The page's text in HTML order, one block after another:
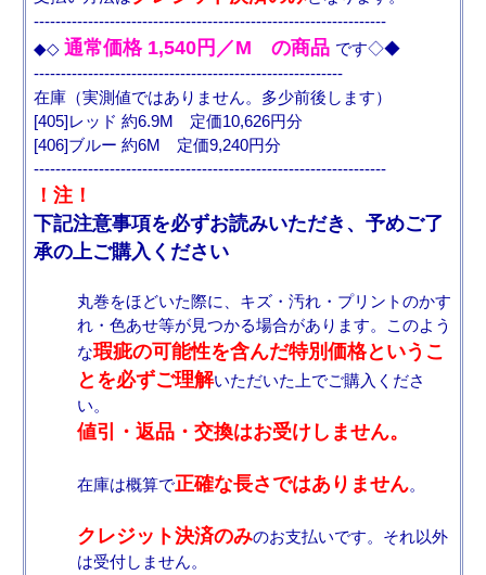
-----------------------------------------------------------------
◆◇ 通常価格 1,540円／M の商品 です◇◆
---------------------------------------------------------
在庫（実測値ではありません。多少前後します）
[405]レッド 約6.9M 定価10,626円分
[406]ブルー 約6M 定価9,240円分
-----------------------------------------------------------------
！注！
下記注意事項を必ずお読みいただき、予めご了
承の上ご購入ください
丸巻をほどいた際に、キズ・汚れ・プリントのかす
れ・色あせ等が見つかる場合があります。このよう
な瑕疵の可能性を含んだ特別価格というこ
とを必ずご理解いただいた上でご購入くださ
い。
値引・返品・交換はお受けしません。
在庫は概算で正確な長さではありません。
クレジット決済のみのお支払いです。それ以外
は受付しません。